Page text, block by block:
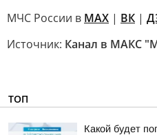
МЧС России в MAX | ВК |
Источник: Канал в МАКС
ТОП
Какой будет